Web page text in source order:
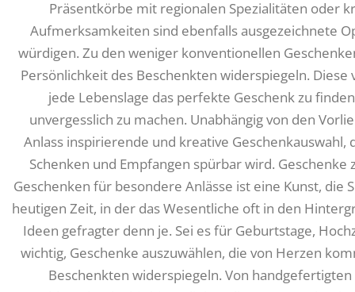
Präsentkörbe mit regionalen Spezialitäten oder
Aufmerksamkeiten sind ebenfalls ausgezeichnete
würdigen. Zu den weniger konventionellen
Persönlichkeit des Beschenkten widerspiegeln.
jede Lebenslage das perfekte Geschenk zu
unvergesslich zu machen. Unabhängig von den
Anlass inspirierende und kreative
Schenken und Empfangen spürbar wird. Geschenke
Geschenken für besondere Anlässe ist eine Kunst,
heutigen Zeit, in der das Wesentliche oft in den
Ideen gefragter denn je. Sei es für Geburtstage,
wichtig, Geschenke auszuwählen, die von Herzen
Beschenkten widerspiegeln. Von